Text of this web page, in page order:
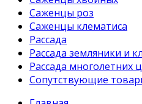
Саженцы роз
Саженцы клематиса
Рассада
Рассада земляники и
Рассада многолетних
Сопутствующие